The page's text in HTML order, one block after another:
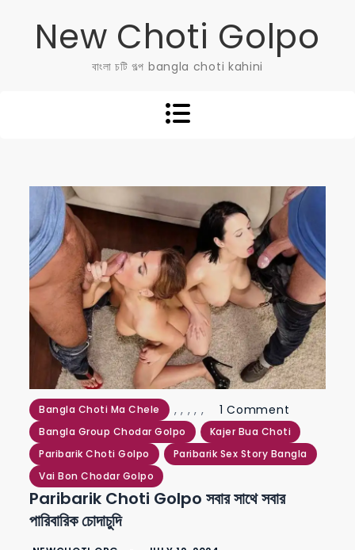
New Choti Golpo
বাংলা চটি গল্প bangla choti kahini
Bangla Choti Ma Chele ,
Bangla Group Chodar Golpo
,
Kajer Bua Choti
,
Paribarik Choti Golpo
,
Paribarik Sex Story Bangla
,
Vai Bon Chodar Golpo
1 Comment
paribarik
choti
Paribarik Choti Golpo সবার সাথে সবার
পারিবারিক চোদাচুদি